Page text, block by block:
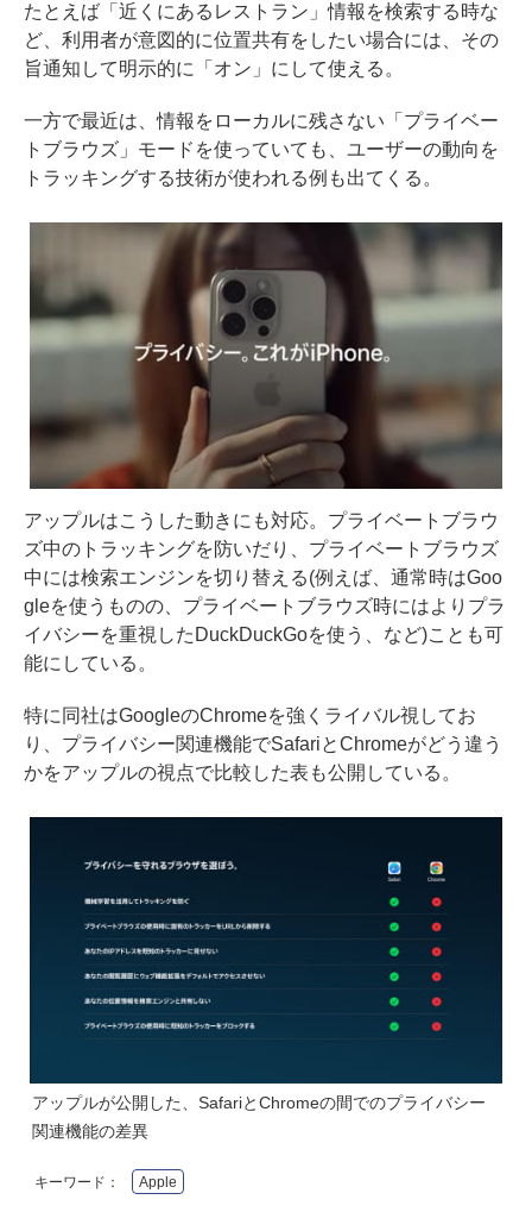
たとえば「近くにあるレストラン」情報を検索する時な
ど、利用者が意図的に位置共有をしたい場合には、その
旨通知して明示的に「オン」にして使える。
一方で最近は、情報をローカルに残さない「プライベー
トブラウズ」モードを使っていても、ユーザーの動向を
トラッキングする技術が使われる例も出てくる。
アップルはこうした動きにも対応。プライベートブラウ
ズ中のトラッキングを防いだり、プライベートブラウズ
中には検索エンジンを切り替える(例えば、通常時はGoo
gleを使うものの、プライベートブラウズ時にはよりプラ
イバシーを重視したDuckDuckGoを使う、など)ことも可
能にしている。
特に同社はGoogleのChromeを強くライバル視してお
り、プライバシー関連機能でSafariとChromeがどう違う
かをアップルの視点で比較した表も公開している。
アップルが公開した、SafariとChromeの間でのプライバシー
関連機能の差異
キーワード： Apple